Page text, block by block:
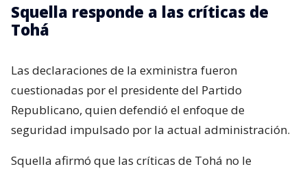
Squella responde a las críticas de
Tohá
Las declaraciones de la exministra fueron
cuestionadas por el presidente del Partido
Republicano, quien defendió el enfoque de
seguridad impulsado por la actual administración.
Squella afirmó que las críticas de Tohá no le